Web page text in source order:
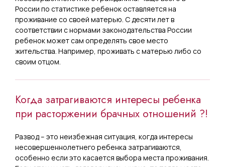
России по статистике ребенок оставляется на
проживание со своей матерью. С десяти лет в
соответствии с нормами законодательства России
ребенок может сам определять свое место
жительства. Например, проживать с матерью либо со
своим отцом.
Когда затрагиваются интересы ребенка
при расторжении брачных отношений ?!
Развод – это неизбежная ситуация, когда интересы
несовершеннолетнего ребенка затрагиваются,
особенно если это касается выбора места проживания.